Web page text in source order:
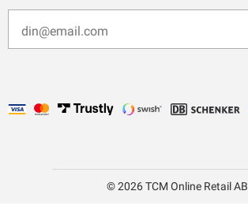
© 2026 TCM Online Retail AB